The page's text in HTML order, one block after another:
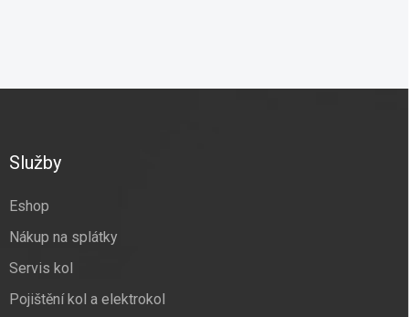
Služby
Eshop
Nákup na splátky
Servis kol
Pojištění kol a elektrokol